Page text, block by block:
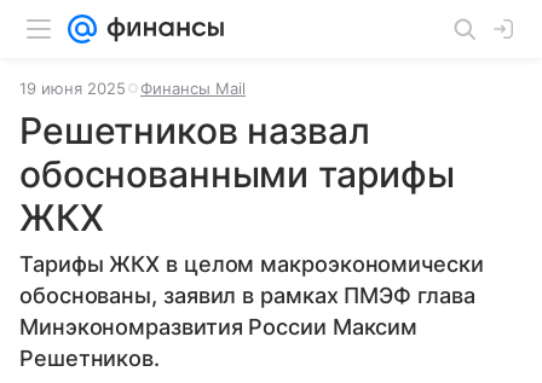
19 июня 2025 Финансы Mail
Решетников назвал
обоснованными тарифы
ЖКХ
Тарифы ЖКХ в целом макроэкономически
обоснованы, заявил в рамках ПМЭФ глава
Минэкономразвития России Максим
Решетников.